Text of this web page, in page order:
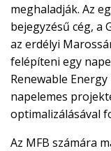
meghaladják. Az
bejegyzésű cég, a
az erdélyi
felépíteni egy
Renewable
napelemes
optimalizálásával
Az MFB számára